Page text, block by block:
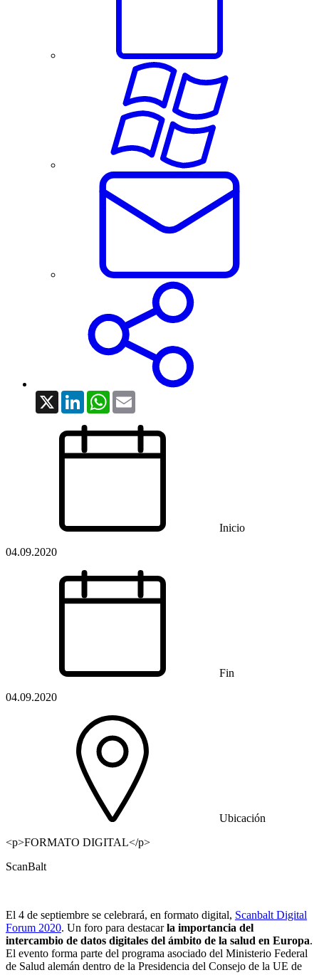
X LinkedInWhatsApp
Inicio
04.09.2020
Fin
04.09.2020
Ubicación
<p>FORMATO DIGITAL</p>
ScanBalt
El 4 de septiembre se celebrará, en formato digital, Scanbalt Digital
Forum 2020. Un foro para destacarla importancia del
intercambio de datos digitales del ámbito de la salud en Europa.
El evento forma parte del programa asociado del Ministerio Federal
de Salud alemán dentro de la Presidencia del Consejo de la UE de